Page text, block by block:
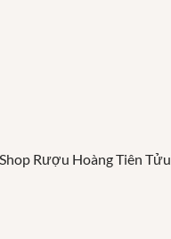
Rượu Hoàng Tiên Tửu